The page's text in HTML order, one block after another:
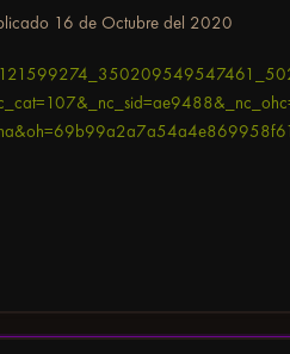
16 de Octubre del 2020